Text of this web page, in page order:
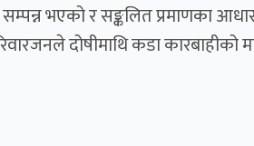
भएको र सङ्कलित प्रमाणका
दोषीमाथि कडा कारबाहीको